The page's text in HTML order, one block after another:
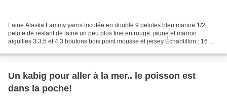
Laine Alaska Lammy yarns tricotée en double 9 pelotes bleu marine 1/2
pelote de restant de laine un peu plus fine en rouge, jaune et marron
aiguilles 3 3.5 et 4 3 boutons bois point mousse et jersey Échantillon : 16 m x
Un kabig pour aller à la mer.. le poisson est
dans la poche!